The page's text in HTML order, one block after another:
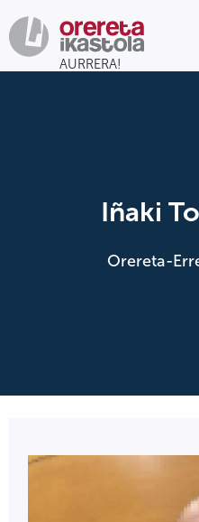
Iñaki
Orereta-